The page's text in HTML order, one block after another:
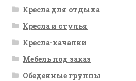
Кресла для отдыха
Кресла и стулья
Кресла-качалки
Мебель под заказ
Обеденные группы